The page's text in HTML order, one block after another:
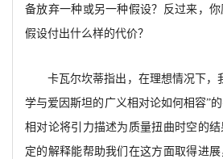
备放弃一种或另一种假设？反过来，
假设付出什么样的代价？
卡瓦尔坎蒂指出，在理想情况下，
学与爱因斯坦的广义相对论如何相容”
相对论将引力描述为质量扭曲时空的
定的解释能帮助我们在这方面取得进